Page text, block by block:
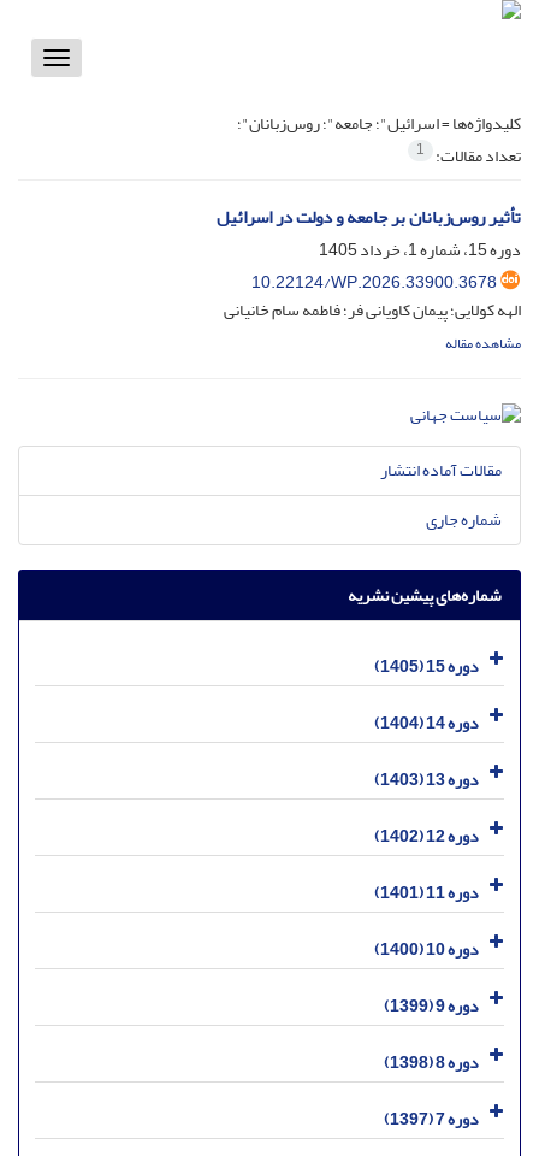
Toggle
کلیدواژه‌ها =اسرائیل"؛ جامعه"؛ روس‌زبانان"؛
تعداد مقالات: 1
تأثیر روس‌زبانان بر جامعه و دولت در اسرائیل
دوره 15، شماره 1، خرداد 1405
10.22124/WP.2026.33900.3678
الهه کولایی؛ پیمان کاویانی فر؛ فاطمه سام خانیانی
مشاهده مقاله
مقالات آماده انتشار
شماره جاری
شماره‌های پیشین نشریه
دوره 15 (1405)
دوره 14 (1404)
دوره 13 (1403)
دوره 12 (1402)
دوره 11 (1401)
دوره 10 (1400)
دوره 9 (1399)
دوره 8 (1398)
دوره 7 (1397)